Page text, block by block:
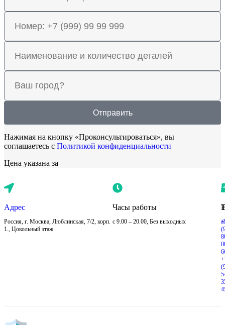
Отправить
Нажимая на кнопку «Проконсультироваться», вы
соглашаетесь с Политикой конфиденциальности
Цена указана за
Адрес
Россия, г. Москва, Люблинская, 7/2, корп.
1., Цокольный этаж
Часы работы
с 9.00 – 20.00, Без выходных